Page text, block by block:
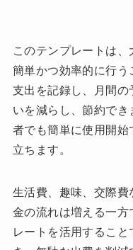
このテンプレートは
簡単かつ効率的に行
支出を記録し、月間
いを減らし、節約で
者でも簡単に使用開
立ちます。
生活費、趣味、交際
金の流れは増える一
レートを活用するこ